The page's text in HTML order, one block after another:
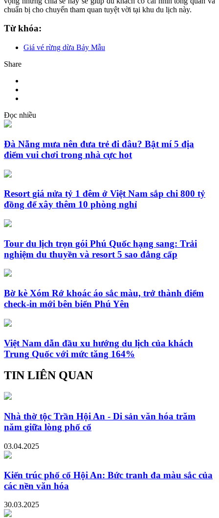
chuẩn bị cho chuyến tham quan tuyệt vời tại khu du lịch này.
Từ khóa:
Giá vé rừng dừa Bảy Mẫu
Share
Đọc nhiều
Đà Nẵng mưa nên đưa trẻ đi đâu? Bật mí 5 địa
điểm vui chơi trong nhà cực hot
Resort giá nửa tỷ 1 đêm ở Việt Nam sắp chi 800 tỷ
đồng để xây thêm 10 phòng nghỉ
Tour du lịch trọn gói Phú Quốc hạng sang: Trải
nghiệm du thuyền và resort 5 sao đẳng cấp
Bờ kè Xóm Rớ khoác áo sắc màu, trở thành điểm
check-in mới bên biển Phú Yên
Việt Nam dẫn đầu xu hướng du lịch của khách
Trung Quốc với mức tăng 164%
TIN LIÊN QUAN
Nhà thờ tộc Trần Hội An - Di sản văn hóa trăm
năm giữa lòng phố cổ
03.04.2025
Kiến trúc phố cổ Hội An: Bức tranh đa màu sắc của
các nền văn hóa
30.03.2025